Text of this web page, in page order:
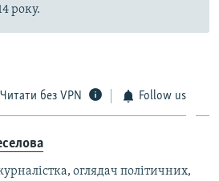
року.
Читати без VPN Follow us
оглядач політичних,